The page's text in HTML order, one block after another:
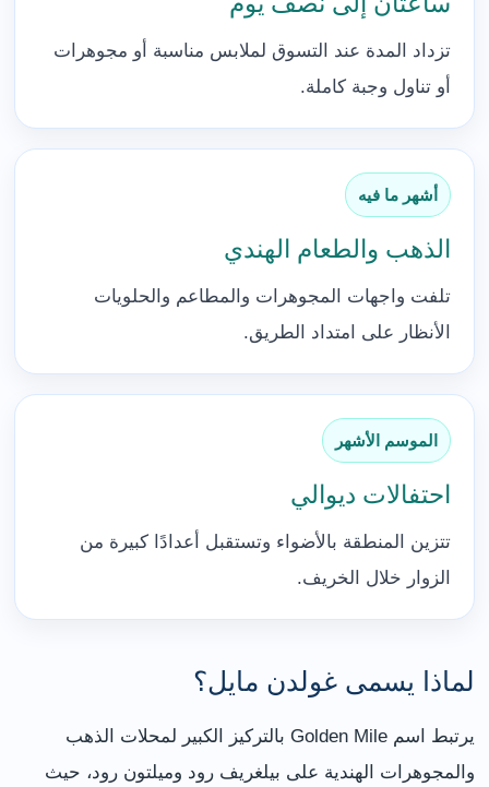
تزداد المدة عند التسوق لملابس مناسبة أو مجوهرات
أو تناول وجبة كاملة.
أشهر ما فيه
الذهب والطعام الهندي
تلفت واجهات المجوهرات والمطاعم والحلويات
الأنظار على امتداد الطريق.
الموسم الأشهر
احتفالات ديوالي
تتزين المنطقة بالأضواء وتستقبل أعدادًا كبيرة من
الزوار خلال الخريف.
لماذا يسمى غولدن مايل؟
يرتبط اسم Golden Mile بالتركيز الكبير لمحلات الذهب
والمجوهرات الهندية على بيلغريف رود وميلتون رود، حيث